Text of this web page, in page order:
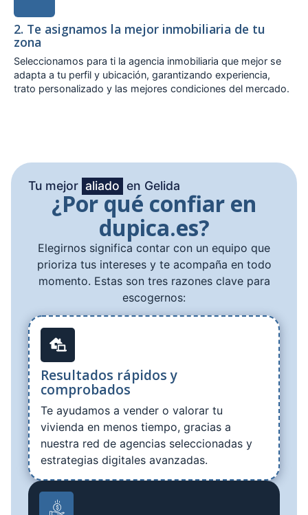
2. Te asignamos la mejor inmobiliaria de tu
zona
Seleccionamos para ti la agencia inmobiliaria que mejor se
adapta a tu perfil y ubicación, garantizando experiencia,
trato personalizado y las mejores condiciones del mercado.
Tu mejor aliado en Gelida
¿Por qué confiar en
dupica.es?
Elegirnos significa contar con un equipo que
prioriza tus intereses y te acompaña en todo
momento. Estas son tres razones clave para
escogernos:
Resultados rápidos y
comprobados
Te ayudamos a vender o valorar tu
vivienda en menos tiempo, gracias a
nuestra red de agencias seleccionadas y
estrategias digitales avanzadas.